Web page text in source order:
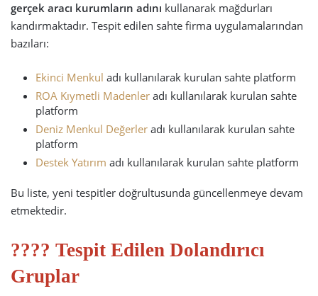
gerçek aracı kurumların adını kullanarak mağdurları
kandırmaktadır. Tespit edilen sahte firma uygulamalarından
bazıları:
Ekinci Menkul adı kullanılarak kurulan sahte platform
ROA Kıymetli Madenler adı kullanılarak kurulan sahte
platform
Deniz Menkul Değerler adı kullanılarak kurulan sahte
platform
Destek Yatırım adı kullanılarak kurulan sahte platform
Bu liste, yeni tespitler doğrultusunda güncellenmeye devam
etmektedir.
???? Tespit Edilen Dolandırıcı
Gruplar